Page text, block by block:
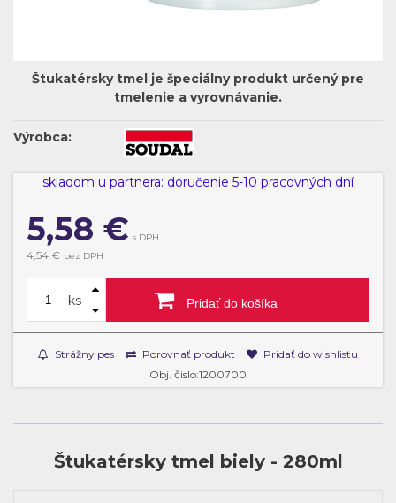
skladom u partnera: doručenie 5-10 pracovných dní
5,58 € s DPH
4,54 € bez DPH
ks Pridať do košíka
Strážny pes Porovnať produkt
Pridať do wishlistu
Obj. čislo:1200700
Štukatérsky tmel je špeciálny produkt určený pre
tmelenie a vyrovnávanie.
Výrobca:
Štukatérsky tmel biely - 280ml